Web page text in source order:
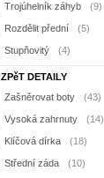
Trojúhelník záhyb (9)
Rozdělit přední (5)
Stupňovitý (4)
ZPěT DETAILY
Zašněrovat boty
(43)
Vysoká zahrnuty (14)
Klíčová dírka (18)
Střední záda (10)